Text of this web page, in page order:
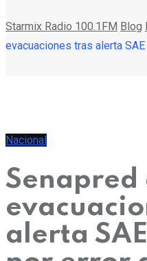
Starmix Radio 100.1FM Blog
evacuaciones tras alerta
Nacional
Senapred
alerta